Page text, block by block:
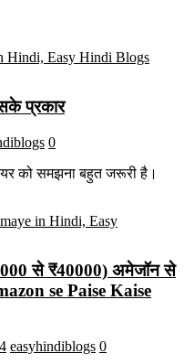
प्रकार
0
को समझना बहुत जरूरी है।
से ₹40000) अमेजॉन से
se Paise Kaise
easyhindiblogs 0